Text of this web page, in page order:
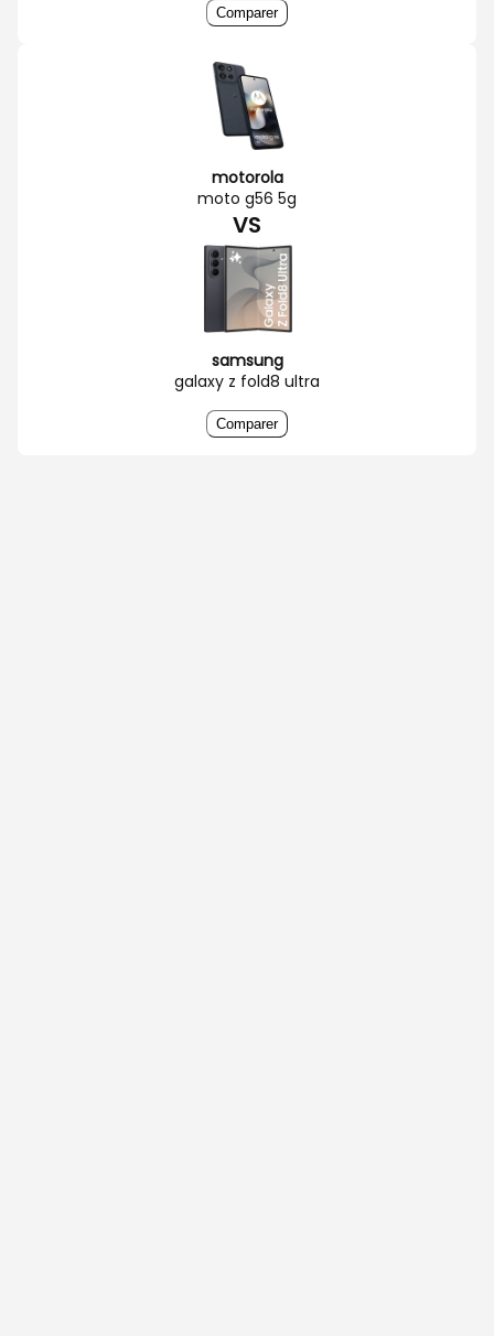
Comparer
motorola
moto g56 5g
VS
samsung
galaxy z fold8 ultra
Comparer